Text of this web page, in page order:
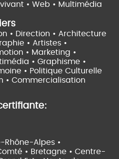
• Web • Multimédia
• Direction • Architecture
• Artistes •
• Marketing •
• Graphisme •
• Politique Culturelle
• Commercialisation
Rhône-Alpes •
• Bretagne • Centre-